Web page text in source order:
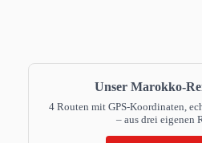
Unser Marokko-
4 Routen mit GPS-Koordinaten,
– aus drei eigenen